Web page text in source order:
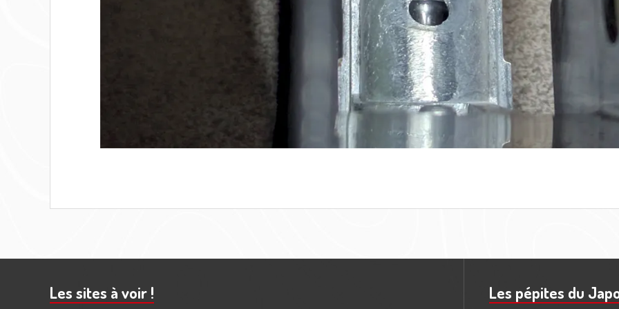
subsidiaire
Les sites à voir ! Les pépites du